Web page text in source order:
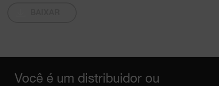
Você é um distribuidor ou